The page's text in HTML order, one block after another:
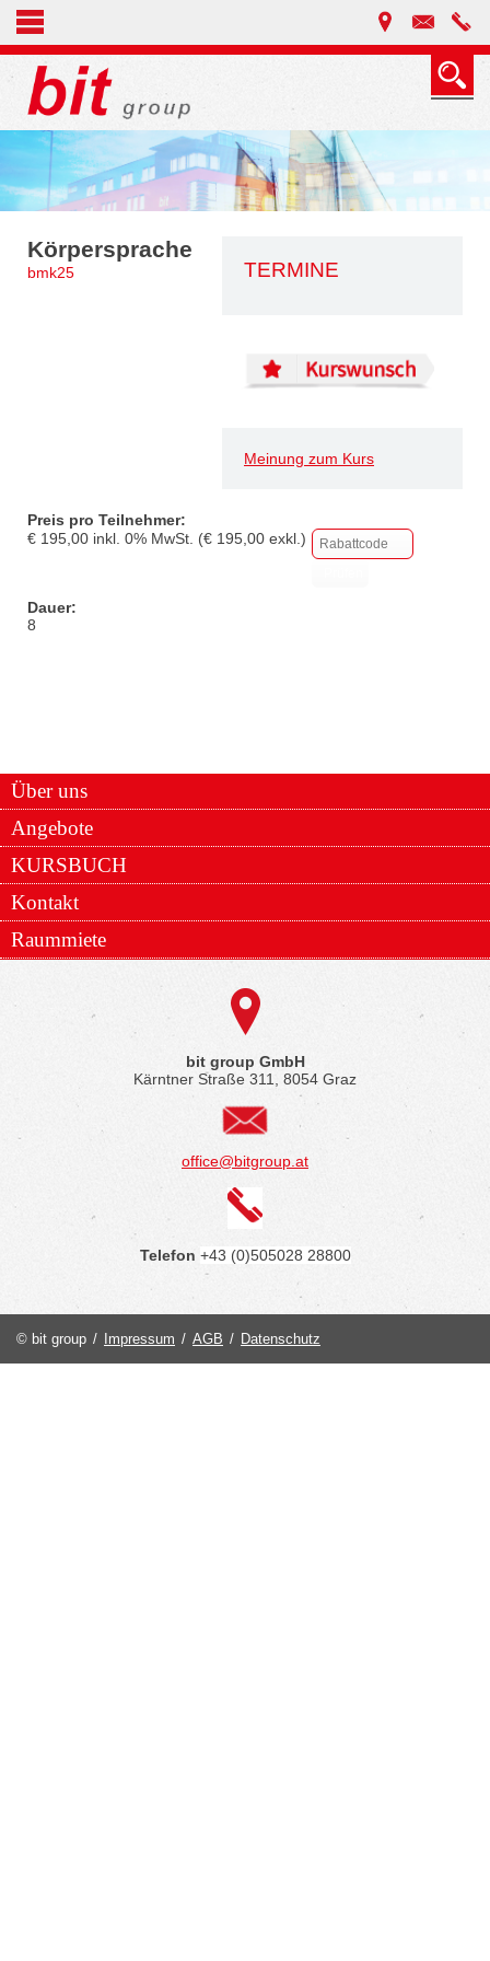
TERMINE
Meinung zum Kurs
Körpersprache
bmk25
Preis pro Teilnehmer:
€ 195,00 inkl. 0% MwSt. (€ 195,00 exkl.)
Dauer:
8
Über uns
Angebote
KURSBUCH
Kontakt
Raummiete
bit group GmbH
Kärntner Straße 311, 8054 Graz
office@bitgroup.at
Telefon +43 (0)505028 28800
© bit group / Impressum / AGB / Datenschutz